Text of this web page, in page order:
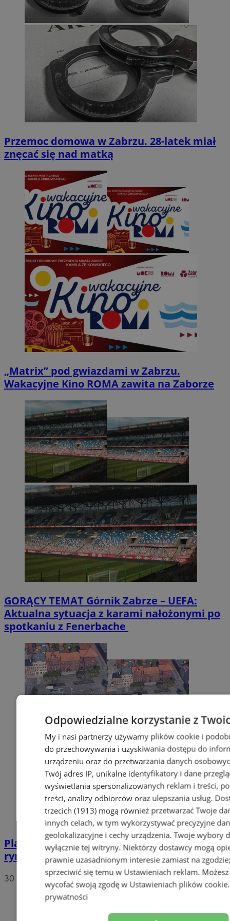
Przemoc domowa w Zabrzu. 28-latek miał
znęcać się nad matką
„Matrix” pod gwiazdami w Zabrzu.
Wakacyjne Kino ROMA zawita na Zaborze
GORĄCY TEMAT Górnik Zabrze – UEFA:
Aktualna sytuacja z karami nałożonymi po
spotkaniu z Fenerbache
Plac Warszawski stanie się właściwym
rynkiem w Zabrzu?
30
Odpowiedzialne korzystanie z
My i nasi partnerzy używamy plików cookie i
do przechowywania i uzyskiwania dostępu do
urządzeniu oraz do przetwarzania danych
Twój adres IP, unikalne identyfikatory i dane
wyświetlania spersonalizowanych reklam i treści,
treści, analizy odbiorców oraz ulepszania usług.
trzecich (1913) mogą również przetwarzać Twoje
innych celach, w tym wykorzystywać precyzyjne
geolokalizacyjne i cechy urządzenia. Twoje wybory
wyłącznie tej witryny. Niektórzy dostawcy mogą
prawnie uzasadnionym interesie zamiast na
sprzeciwić się temu w Ustawieniach reklam.
wycofać swoją zgodę w Ustawieniach plików cookie
prywatności